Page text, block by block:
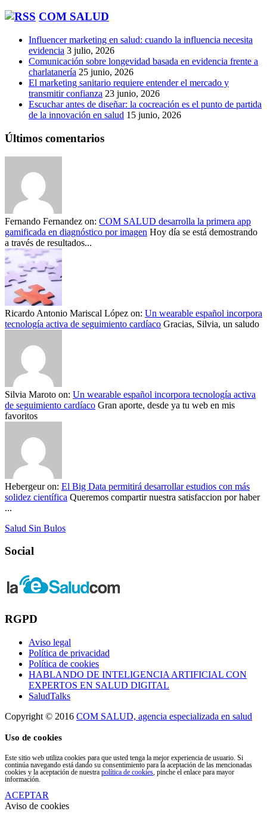
COM SALUD
Influencer marketing en salud: cuando la influencia necesita
evidencia 3 julio, 2026
Comunicación sobre longevidad basada en evidencia frente a
charlatanería 25 junio, 2026
El marketing sanitario requiere entender el mercado y
transmitir confianza 23 junio, 2026
Escuchar antes de diseñar: la cocreación es el punto de partida
de la innovación en salud 15 junio, 2026
Últimos comentarios
Fernando Fernandez on: COM SALUD desarrolla la primera app
gamificada en diagnóstico por imagen Hoy día se está demostrando
a través de resultados...
Ricardo Antonio Mariscal López on: Un wearable español incorpora
tecnología activa de seguimiento cardíaco Gracias, Silvia, un saludo
Silvia Maroto on: Un wearable español incorpora tecnología activa
de seguimiento cardíaco Gran aporte, desde ya tu web en mis
favoritos
Hebergeuron: El Big Data permitirá desarrollar estudios con más
solidez científica Queremos compartir nuestra satisfaccion por haber
...
Salud Sin Bulos
Social
RGPD
Aviso legal
Política de privacidad
Política de cookies
HABLANDO DE INTELIGENCIA ARTIFICIAL CON
EXPERTOS EN SALUD DIGITAL
SaludTalks
Copyright © 2016 COM SALUD, agencia especializada en salud
Uso de cookies
Este sitio web utiliza cookies para que usted tenga la mejor experiencia de usuario. Si
continúa navegando está dando su consentimiento para la aceptación de las mencionadas
cookies y la aceptación de nuestra política de cookies, pinche el enlace para mayor
información.
ACEPTAR
Aviso de cookies